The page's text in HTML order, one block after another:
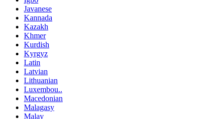
Javanese
Kannada
Kazakh
Khmer
Kurdish
Kyrgyz
Latin
Latvian
Lithuanian
Luxembou..
Macedonian
Malagasy
Malay